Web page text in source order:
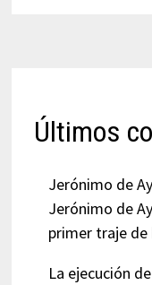
Últimos
Jerónimo de
Jerónimo de
primer traje de
La ejecución